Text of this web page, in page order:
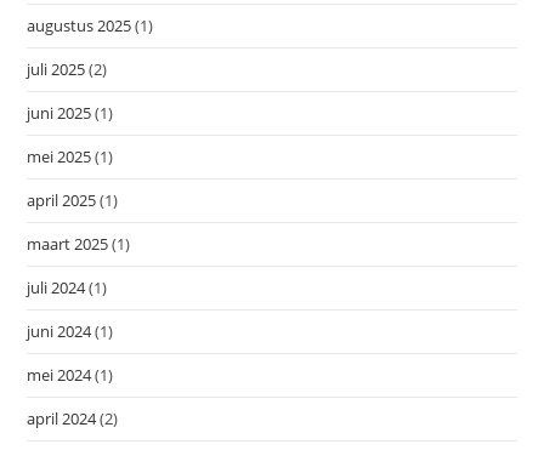
augustus 2025(1)
juli 2025(2)
juni 2025(1)
mei 2025(1)
april 2025(1)
maart 2025(1)
juli 2024(1)
juni 2024(1)
mei 2024(1)
april 2024(2)